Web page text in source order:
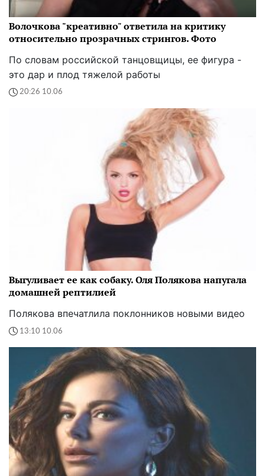
Волочкова "креативно" ответила на критику
относительно прозрачных стрингов. Фото
По словам российской танцовщицы, ее фигура -
это дар и плод тяжелой работы
20:26 10.06
Выгуливает ее как собаку. Оля Полякова напугала
домашней рептилией
Полякова впечатлила поклонников новыми видео
13:10 10.06